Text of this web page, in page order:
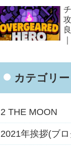
カテゴリー
2 THE MOON
2021年挨拶(ブ